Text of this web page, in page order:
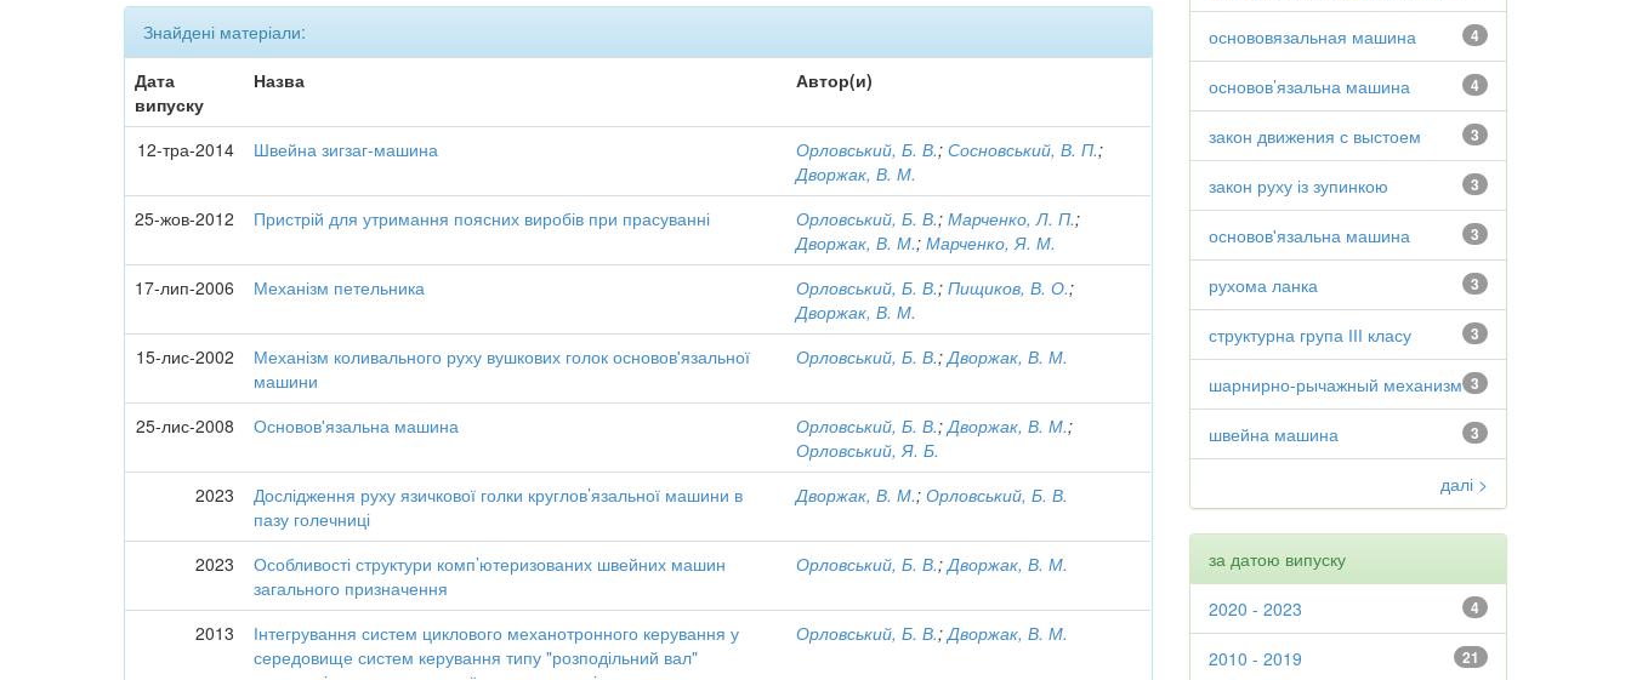
Знайдені матеріали:
Дата
випуску
Назва Автор(и)
12-тра-2014 Швейна зигзаг-машина Орловський, Б. В.;Сосновський, В. П.;
Дворжак, В. М.
25-жов-2012
Пристрій для утримання поясних виробів при прасуванні Орловський, Б. В.;Марченко, Л. П.;
Дворжак, В. М.;Марченко, Я. М.
17-лип-2006
Механізм петельника Орловський, Б. В.;Пищиков, В. О.;
Дворжак, В. М.
15-лис-2002
Механізм коливального руху вушкових голок основов'язальної
машини
Орловський, Б. В.;Дворжак, В. М.
25-лис-2008 Основов'язальна машина Орловський, Б. В.;Дворжак, В. М.;
Орловський, Я. Б.
2023
Дослідження руху язичкової голки круглов’язальної машини в
пазу голечниці
Дворжак, В. М.;Орловський, Б. В.
2023
Особливості структури комп’ютеризованих швейних машин
загального призначення
Орловський, Б. В.;Дворжак, В. М.
2013
Інтегрування систем циклового механотронного керування у
середовище систем керування типу "розподільний вал"
Орловський, Б. В.;Дворжак, В. М.
4
основовязальная машина
4
основов’язальна машина
3
закон движения с выстоем
3
закон руху із зупинкою
3
основов'язальна машина
3
рухома ланка
3
структурна група ІІІ класу
3
шарнирно-рычажный механизм
3
швейна машина
далі >
за датою випуску
4
2020 - 2023
21
2010 - 2019